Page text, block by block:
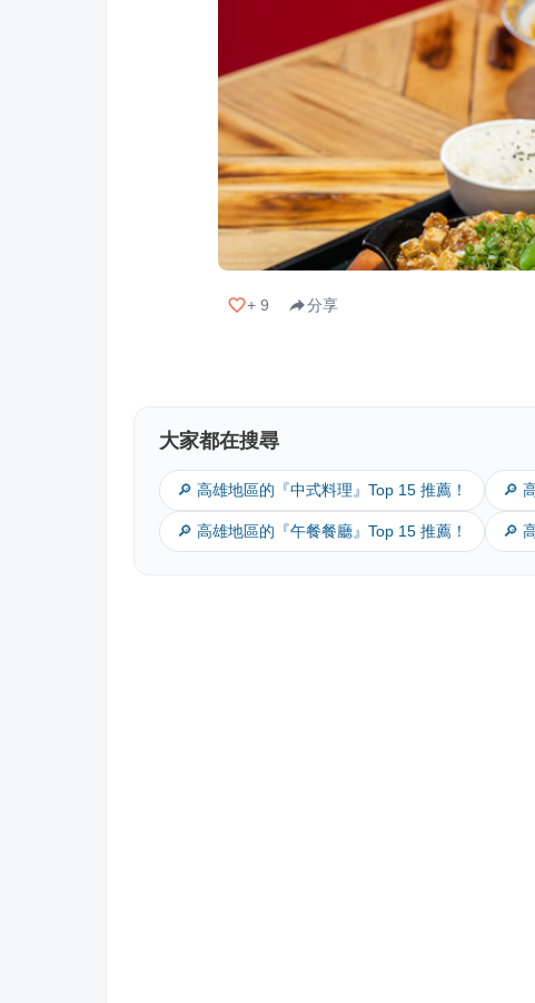
+ 9 分享
大家都在搜尋
🔎 高雄地區的『中式料理』Top 15 推薦！ 🔎
🔎 高雄地區的『午餐餐廳』Top 15 推薦！ 🔎